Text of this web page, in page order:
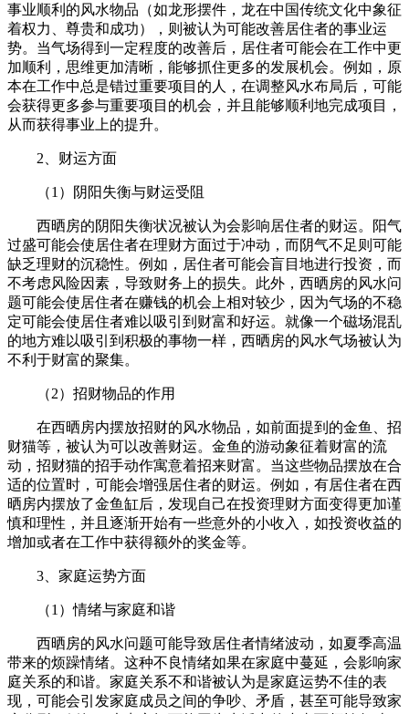
事业顺利的风水物品（如龙形摆件，龙在中国传统文化中象征
着权力、尊贵和成功），则被认为可能改善居住者的事业运
势。当气场得到一定程度的改善后，居住者可能会在工作中更
加顺利，思维更加清晰，能够抓住更多的发展机会。例如，原
本在工作中总是错过重要项目的人，在调整风水布局后，可能
会获得更多参与重要项目的机会，并且能够顺利地完成项目，
从而获得事业上的提升。
2、财运方面
（1）阴阳失衡与财运受阻
西晒房的阴阳失衡状况被认为会影响居住者的财运。阳气
过盛可能会使居住者在理财方面过于冲动，而阴气不足则可能
缺乏理财的沉稳性。例如，居住者可能会盲目地进行投资，而
不考虑风险因素，导致财务上的损失。此外，西晒房的风水问
题可能会使居住者在赚钱的机会上相对较少，因为气场的不稳
定可能会使居住者难以吸引到财富和好运。就像一个磁场混乱
的地方难以吸引到积极的事物一样，西晒房的风水气场被认为
不利于财富的聚集。
（2）招财物品的作用
在西晒房内摆放招财的风水物品，如前面提到的金鱼、招
财猫等，被认为可以改善财运。金鱼的游动象征着财富的流
动，招财猫的招手动作寓意着招来财富。当这些物品摆放在合
适的位置时，可能会增强居住者的财运。例如，有居住者在西
晒房内摆放了金鱼缸后，发现自己在投资理财方面变得更加谨
慎和理性，并且逐渐开始有一些意外的小收入，如投资收益的
增加或者在工作中获得额外的奖金等。
3、家庭运势方面
（1）情绪与家庭和谐
西晒房的风水问题可能导致居住者情绪波动，如夏季高温
带来的烦躁情绪。这种不良情绪如果在家庭中蔓延，会影响家
庭关系的和谐。家庭关系不和谐被认为是家庭运势不佳的表
现，可能会引发家庭成员之间的争吵、矛盾，甚至可能导致家